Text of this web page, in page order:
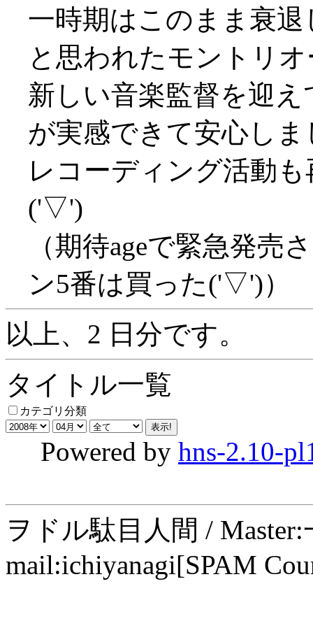
一時期はこのまま衰
と思われたモントリ
新しい音楽監督を迎
が実感できて安心し
レコーディング活動
('▽')
（期待ageで緊急発売
ン5番は買った('▽')）
以上、2 日分です。
タイトル一覧
カテゴリ分類
Powered by hns-2.10-
ヲドル駄目人間 /
mail:ichiyanagi[SPAM